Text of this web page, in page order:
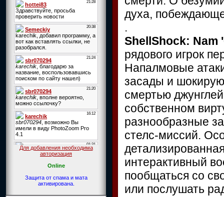
Для добавления необходима
авторизация
Online
Защита от спама и мата
активирована.
духа,
.
ShellShock: Nam
рядового игрок
Напалмовые
засады и
смертью
собственном
разнообразные
стелс-миссий.
интерактивный
пообщаться со
или послушать